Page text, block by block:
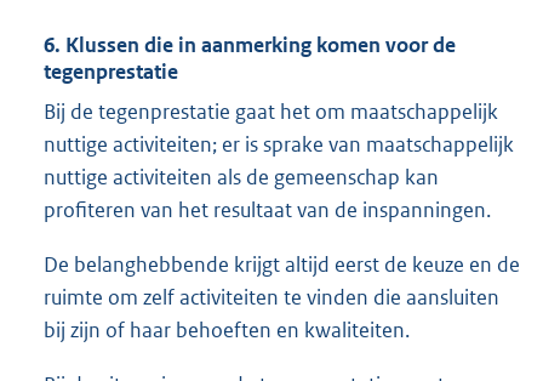
6. Klussen die in aanmerking komen voor de
tegenprestatie
Bij de tegenprestatie gaat het om maatschappelijk
nuttige activiteiten; er is sprake van maatschappelijk
nuttige activiteiten als de gemeenschap kan
profiteren van het resultaat van de inspanningen.
De belanghebbende krijgt altijd eerst de keuze en de
ruimte om zelf activiteiten te vinden die aansluiten
bij zijn of haar behoeften en kwaliteiten.